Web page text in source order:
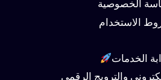
الخصوصية
الاستخدام
الخدمات